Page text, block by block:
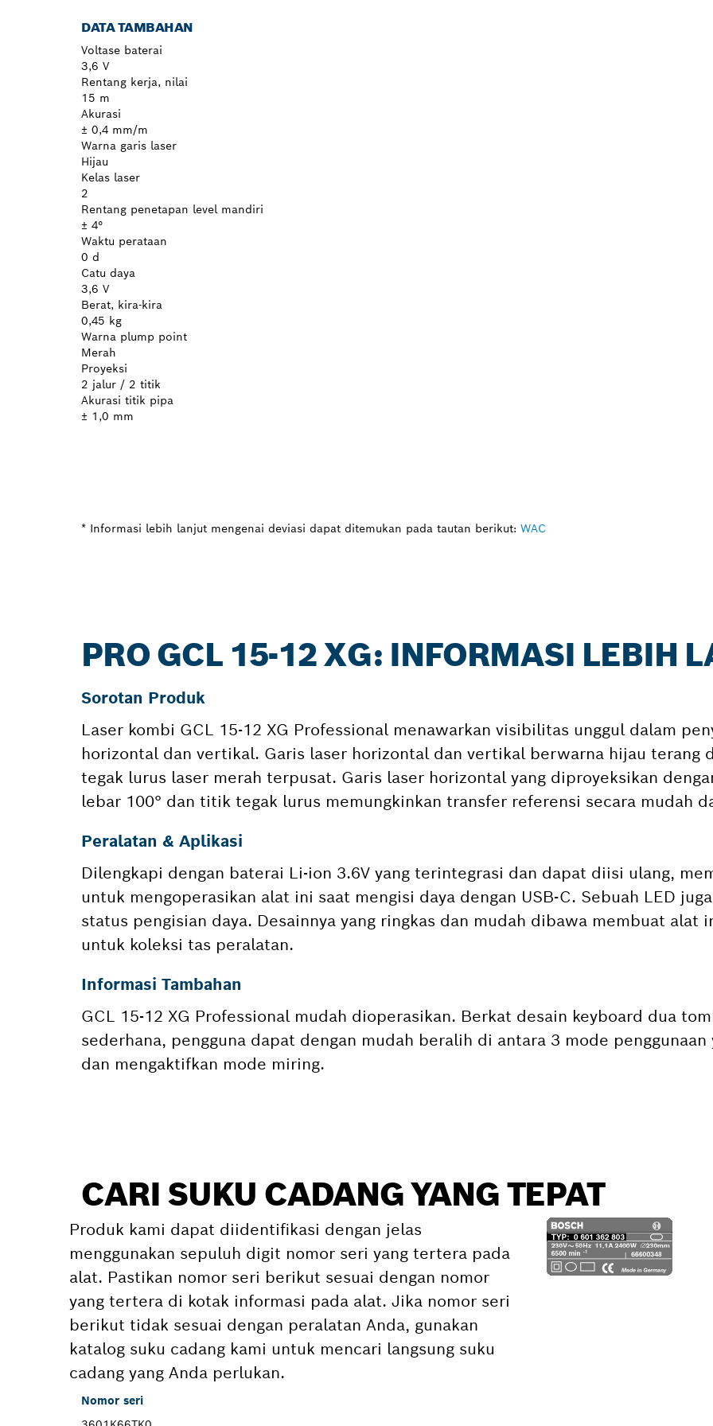
DATA TAMBAHAN
Voltase baterai
3,6 V
Rentang kerja, nilai
15 m
Akurasi
± 0,4 mm/m
Warna garis laser
Hijau
Kelas laser
2
Rentang penetapan level mandiri
± 4°
Waktu perataan
0 d
Catu daya
3,6 V
Berat, kira-kira
0,45 kg
Warna plump point
Merah
Proyeksi
2 jalur / 2 titik
Akurasi titik pipa
± 1,0 mm
* Informasi lebih lanjut mengenai deviasi dapat ditemukan pada tautan berikut: WAC
PRO GCL 15-12 XG: INFORMASI LEBIH
Sorotan Produk
Laser kombi GCL 15-12 XG Professional menawarkan visibilitas unggul dalam
horizontal dan vertikal. Garis laser horizontal dan vertikal berwarna hijau terang
tegak lurus laser merah terpusat. Garis laser horizontal yang diproyeksikan
lebar 100° dan titik tegak lurus memungkinkan transfer referensi secara mudah
Peralatan & Aplikasi
Dilengkapi dengan baterai Li-ion 3.6V yang terintegrasi dan dapat diisi ulang,
untuk mengoperasikan alat ini saat mengisi daya dengan USB-C. Sebuah LED
status pengisian daya. Desainnya yang ringkas dan mudah dibawa membuat alat
untuk koleksi tas peralatan.
Informasi Tambahan
GCL 15-12 XG Professional mudah dioperasikan. Berkat desain keyboard dua
sederhana, pengguna dapat dengan mudah beralih di antara 3 mode penggunaan
dan mengaktifkan mode miring.
CARI SUKU CADANG YANG TEPAT
Produk kami dapat diidentifikasi dengan jelas
menggunakan sepuluh digit nomor seri yang tertera pada
alat. Pastikan nomor seri berikut sesuai dengan nomor
yang tertera di kotak informasi pada alat. Jika nomor seri
berikut tidak sesuai dengan peralatan Anda, gunakan
katalog suku cadang kami untuk mencari langsung suku
cadang yang Anda perlukan.
Nomor seri